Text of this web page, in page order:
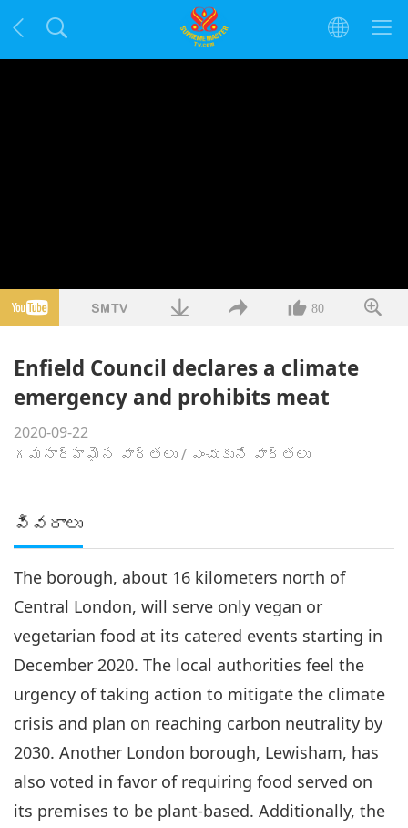
80
Enfield Council declares a climate
emergency and prohibits meat
2020-09-22
గమనార్హమైన వార్తలు/ ఎంచుకునే వార్తలు
వివరాలు
The borough, about 16 kilometers north of
Central London, will serve only vegan or
vegetarian food at its catered events starting in
December 2020. The local authorities feel the
urgency of taking action to mitigate the climate
crisis and plan on reaching carbon neutrality by
2030. Another London borough, Lewisham, has
also voted in favor of requiring food served on
its premises to be plant-based. Additionally, the